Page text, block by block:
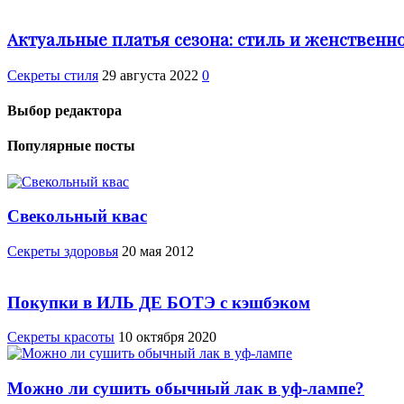
Актуальные платья сезона: стиль и
Секреты стиля 29 августа 2022 0
Выбор редактора
Популярные посты
Свекольный квас
Cекреты здоровья 20 мая 2012
Покупки в ИЛЬ ДЕ БОТЭ с кэшбэком
Секреты красоты 10 октября 2020
Можно ли сушить обычный лак в уф-лампе?